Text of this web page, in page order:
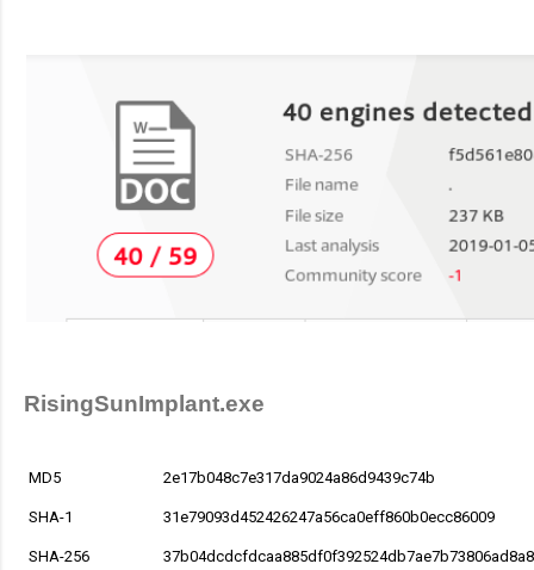
RisingSunImplant.exe
MD5 2e17b048c7e317da9024a86d9439c74b
SHA-1 31e79093d452426247a56ca0eff860b0ecc86009
SHA-256